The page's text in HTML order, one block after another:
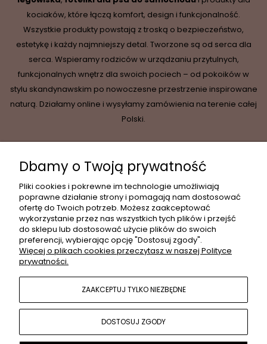
kociaków, które łączą komfort, design i funkcjonalność.
Wszystkie produkty powstają z troską o bezpieczeństwo,
estetykę i każdy najmniejszy detal. Tworzone są od serca dla
serca. Wspieramy rodziców w urządzaniu przytulnych,
funkcjonalnych wnętrz dla swoich pociech – od pokoików w
stylu skandynawskim po nowoczesne przestrzenie inspirowane
naturą. Działamy online i wysyłamy zamówienia na terenie całej
Polski.
INFORMACJE
MOJE KONTO
POPULARNE KATEGORIE
Dbamy o Twoją prywatność
Pliki cookies i pokrewne im technologie umożliwiają
poprawne działanie strony i pomagają nam dostosować
ofertę do Twoich potrzeb. Możesz zaakceptować
wykorzystanie przez nas wszystkich tych plików i przejść
do sklepu lub dostosować użycie plików do swoich
preferencji, wybierając opcję "Dostosuj zgody".
Więcej o plikach cookies przeczytasz w naszej Polityce
prywatności.
ZAAKCEPTUJ TYLKO NIEZBĘDNE
DOSTOSUJ ZGODY